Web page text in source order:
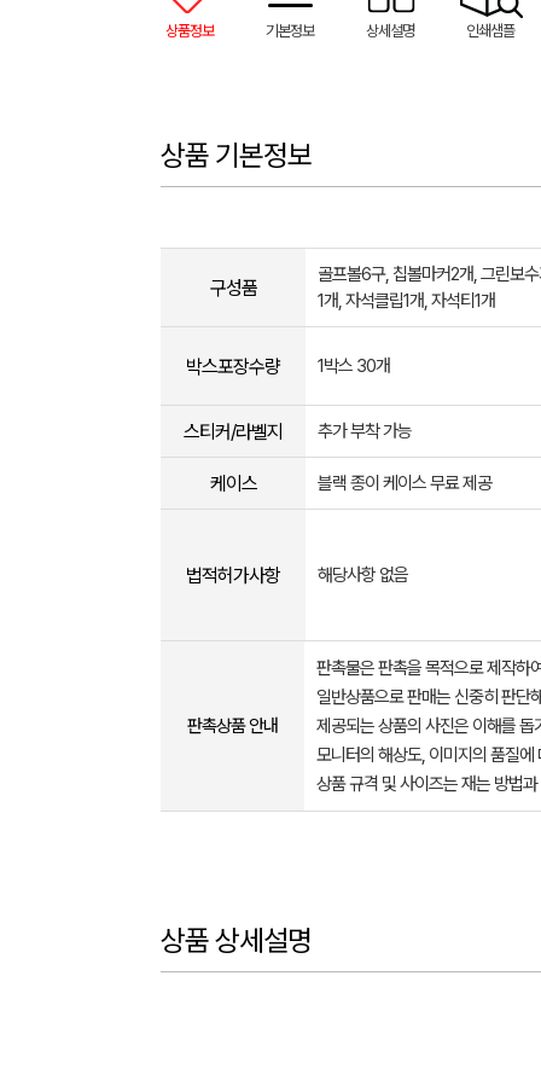
상품정보 기본정보 상세설명 인쇄샘플
상품 기본정보
구성품
골프볼6구, 칩볼마커2개, 그린보
1개, 자석클립1개, 자석티1개
박스포장수량 1박스 30개
스티커/라벨지 추가 부착 가능
케이스 블랙 종이 케이스 무료 제공
법적허가사항 해당사항 없음
판촉상품 안내
판촉물은 판촉을 목적으로 제작하
일반상품으로 판매는 신중히 판단
제공되는 상품의 사진은 이해를
모니터의 해상도, 이미지의 품질
상품 규격 및 사이즈는 재는 방법
상품 상세설명